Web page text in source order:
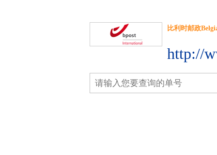
比利时邮政
http://